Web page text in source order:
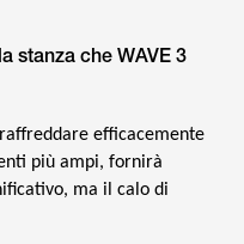
stanza che WAVE 3
efficacemente
più ampi, fornirà
ma il calo di